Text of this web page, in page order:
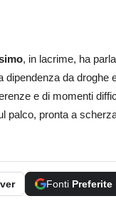
, in lacrime, ha
dipendenza da
e di momenti
palco, pronta a
Fonti Preferite